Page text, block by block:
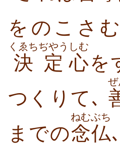
をのこさむ
決定
くゑちぢやう
心
しむ
を
つくりて､
ぜ
までの念仏
ねむぶち
､